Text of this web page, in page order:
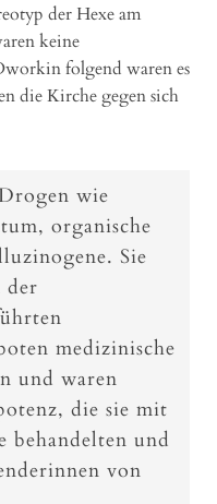
der Hexe am
keine
folgend waren es
die Kirche gegen sich
wie
organische
Sie
der
medizinische
und waren
die sie mit
behandelten und
von